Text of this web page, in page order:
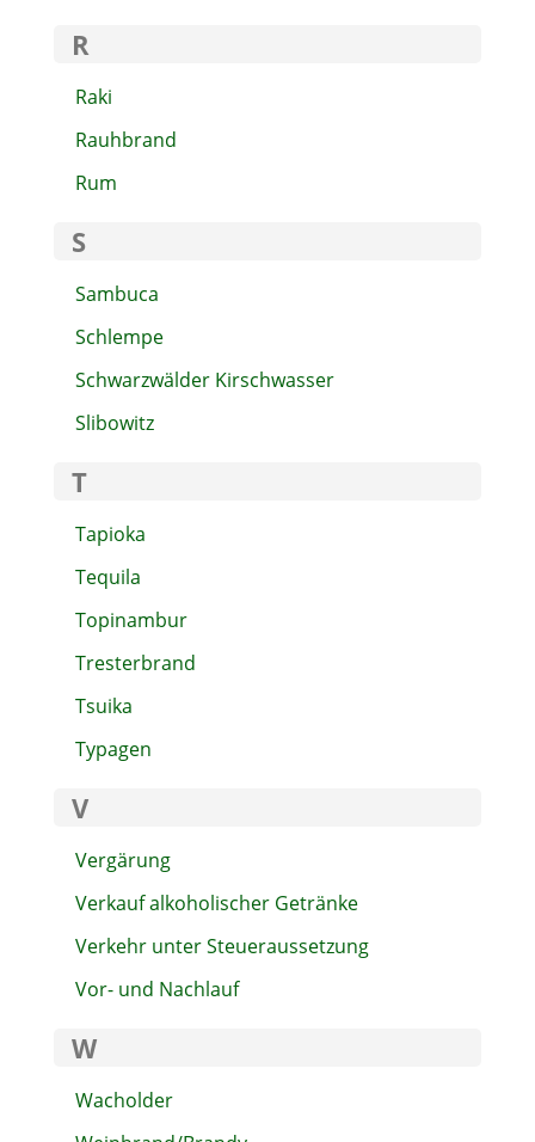
R
Raki
Rauhbrand
Rum
S
Sambuca
Schlempe
Schwarzwälder Kirschwasser
Slibowitz
T
Tapioka
Tequila
Topinambur
Tresterbrand
Tsuika
Typagen
V
Vergärung
Verkauf alkoholischer Getränke
Verkehr unter Steueraussetzung
Vor- und Nachlauf
W
Wacholder